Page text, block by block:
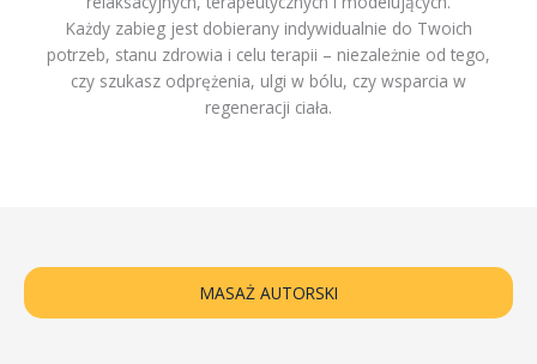
Każdy zabieg jest dobierany indywidualnie do Twoich
potrzeb, stanu zdrowia i celu terapii – niezależnie od tego,
czy szukasz odprężenia, ulgi w bólu, czy wsparcia w
regeneracji ciała.
MASAŻ AUTORSKI